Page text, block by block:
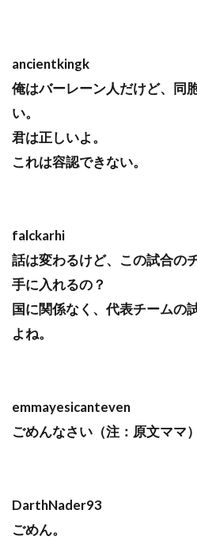
ancientkingk
俺はバーレーン人だけど、同
い。
君は正しいよ。
これは容認できない。
falckarhi
話は変わるけど、この試合の
手に入れるの？
国に関係なく、代表チームの
よね。
emmayesicanteven
ごめんなさい（注：原文ママ）
DarthNader93
ごめん。